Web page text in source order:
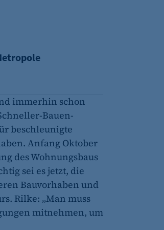
Sessions (z. B. bei Login, Umfrage
Optionen des Benutzers
immerhin schon
Bauen-
beschleunigte
Anfang Oktober
des Wohnungsbaus
sei es jetzt, die
Bauvorhaben und
Rilke: „Man muss
mitnehmen, um